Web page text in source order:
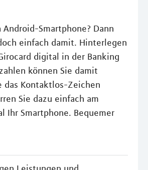
Smartphone? Dann
einfach damit. Hinterlegen
digital in der Banking
können Sie damit
das Kontaktlos-Zeichen
Sie dazu einfach am
Ihr Smartphone. Bequemer